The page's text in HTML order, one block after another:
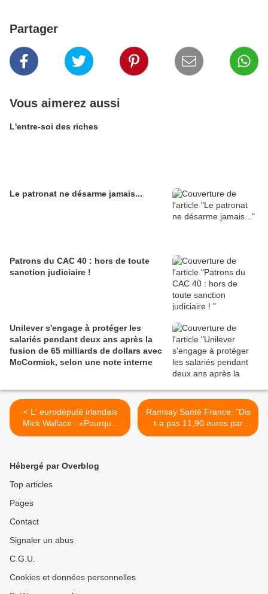
Partager
Vous aimerez aussi
L'entre-soi des riches
Le patronat ne désarme jamais...
Patrons du CAC 40 : hors de toute
sanction judiciaire !
Unilever s'engage à protéger les
salariés pendant deux ans après la
fusion de 65 milliards de dollars avec
McCormick, selon une note interne
< L' eurodéputé irlandais
Mick Wallace : «Pourquoi
les Ukrainiens meurent-ils
Ramsay Santé France: "Dis
t-a pas 11,90 euros par
mois, un abonnement pour
Hébergé par Overblog
Top articles
Pages
Contact
Signaler un abus
C.G.U.
Cookies et données personnelles